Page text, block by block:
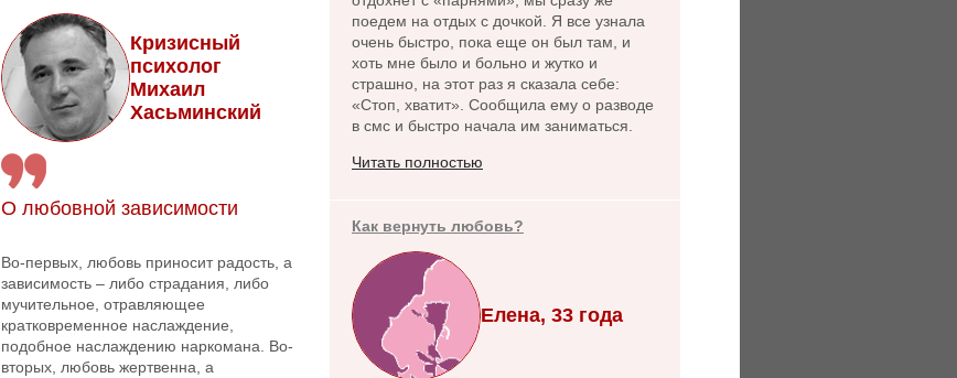
Кризисный
психолог
Михаил
Хасьминский
О любовной зависимости
Во-первых, любовь приносит радость, а
зависимость – либо страдания, либо
мучительное, отравляющее
кратковременное наслаждение,
подобное наслаждению наркомана. Во-
вторых, любовь жертвенна, а
поедем на отдых с дочкой. Я все узнала
очень быстро, пока еще он был там, и
хоть мне было и больно и жутко и
страшно, на этот раз я сказала себе:
«Стоп, хватит». Сообщила ему о разводе
в смс и быстро начала им заниматься.
Читать полностью
Как вернуть любовь?
Елена, 33 года